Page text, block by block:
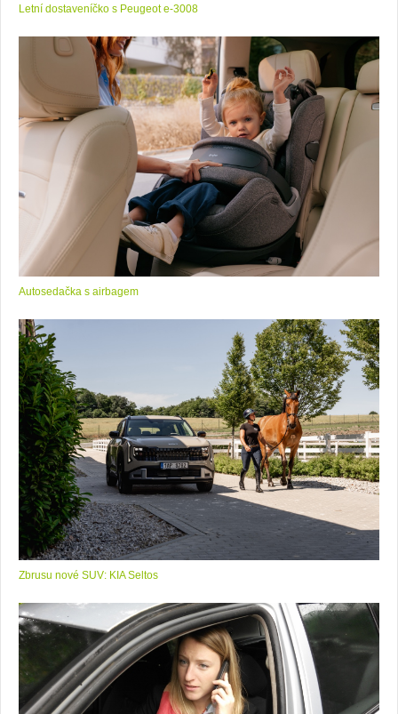
Letní dostaveníčko s Peugeot e-3008
Autosedačka s airbagem
Zbrusu nové SUV: KIA Seltos